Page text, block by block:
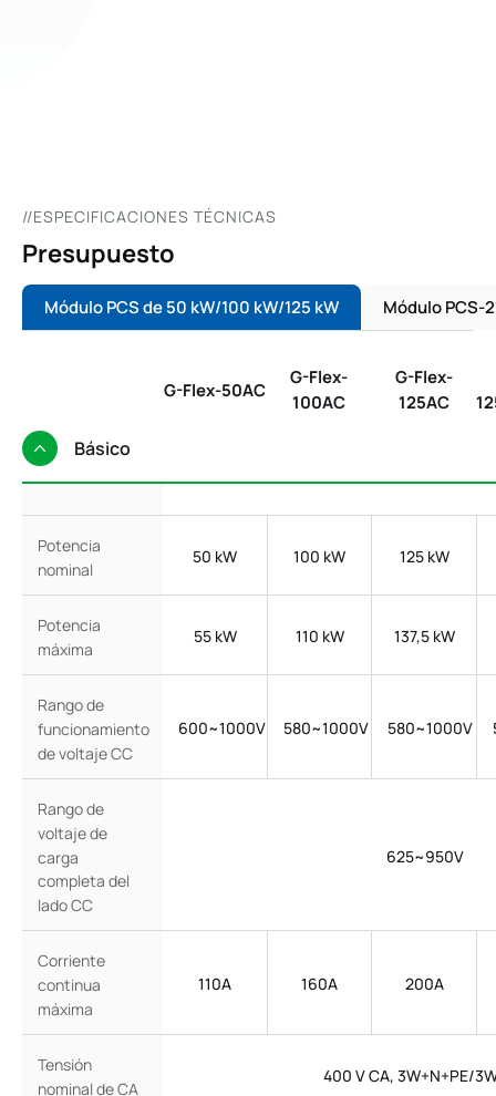
//ESPECIFICACIONES TÉCNICAS
Presupuesto
Módulo PCS de 50 kW/100 kW/125 kW Módulo PCS-
G-Flex-50AC
G-Flex-
100AC
G-Flex-
125AC
Básico
Potencia
nominal
50 kW 100 kW 125 kW
Potencia
máxima
55 kW 110 kW 137,5 kW
Rango de
funcionamiento
de voltaje CC
600~1000V 580~1000V 580~1000V
Rango de
voltaje de
carga
completa del
lado CC
625~950V
Corriente
continua
máxima
110A 160A 200A
Tensión
nominal de CA
400 V CA, 3W+N+PE/